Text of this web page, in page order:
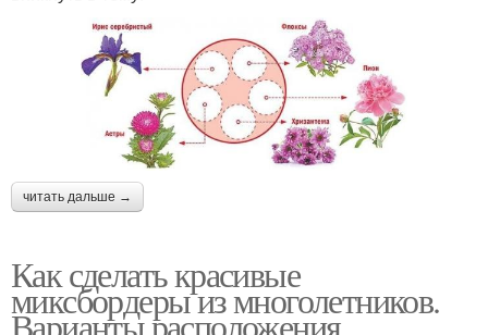
читать дальше →
Как сделать красивые
миксбордеры из многолетников.
Варианты расположения